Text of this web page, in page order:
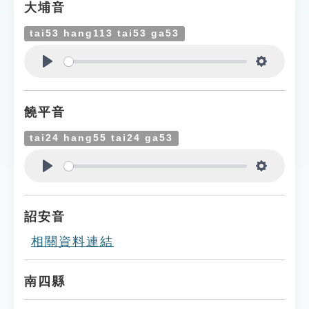
大埔音
tai53 hang113 tai53 ga53
饒平音
tai24 hang55 tai24 ga53
詔安音
相關資料連結
南四縣